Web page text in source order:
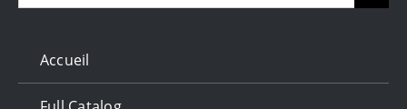
Accueil